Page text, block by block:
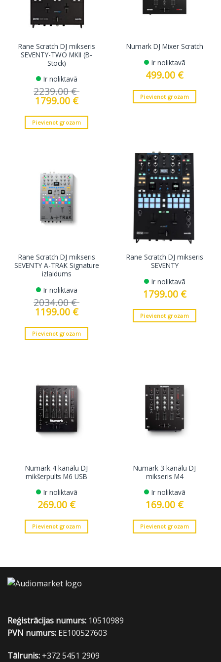
Rane Scratch DJ mikseris
SEVENTY-TWO MKII (B-
Stock)
Ir noliktavā
2239.00€
Original
price
2239.00 €.
1799.00 €Current
price
1799.00 €.
Pievienot grozam
Numark DJ Mixer Scratch
Ir noliktavā
499.00 €
Pievienot grozam
Rane Scratch DJ mikseris
SEVENTY A-TRAK Signature
izlaidums
Ir noliktavā
2034.00€
Original
price
2034.00 €.
1199.00 €Current
price
1199.00 €.
Pievienot grozam
Rane Scratch DJ mikseris
SEVENTY
Ir noliktavā
1799.00 €
Pievienot grozam
Numark 4 kanālu DJ
mikšerpults M6 USB
Ir noliktavā
269.00 €
Pievienot grozam
Numark 3 kanālu DJ
mikseris M4
Ir noliktavā
169.00 €
Pievienot grozam
Reģistrācijas numurs: 10510989
PVN numurs: EE100527603
Tālrunis: +372 5451 2909